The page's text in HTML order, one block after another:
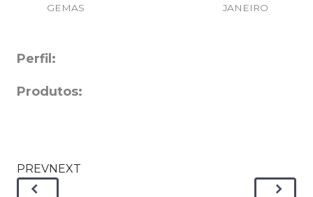
GEMAS
JANEIRO
Perfil:
Produtos:
PREVNEXT